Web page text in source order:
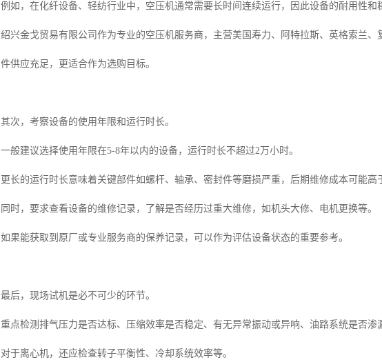
例如，在化纤设备、轻纺行业中，空压机通常需要长时间连续运行，因此设备的耐用性和
绍兴金戈贸易有限公司作为专业的空压机服务商，主营美国寿力、阿特拉斯、英格索兰
件供应充足，更适合作为选购目标。
其次，考察设备的使用年限和运行时长。
一般建议选择使用年限在5-8年以内的设备，运行时长不超过2万小时。
更长的运行时长意味着关键部件如螺杆、轴承、密封件等磨损严重，后期维修成本可能高
同时，要求查看设备的维修记录，了解是否经历过重大维修，如机头大修、电机更换等。
如果能获取到原厂或专业服务商的保养记录，可以作为评估设备状态的重要参考。
最后，现场试机是必不可少的环节。
重点检测排气压力是否达标、压缩效率是否稳定、有无异常振动或异响、油路系统是否渗
对于离心机，还应检查转子平衡性、冷却系统效率等。